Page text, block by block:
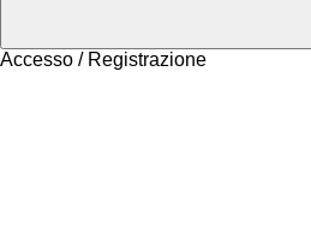
Accesso / Registrazione